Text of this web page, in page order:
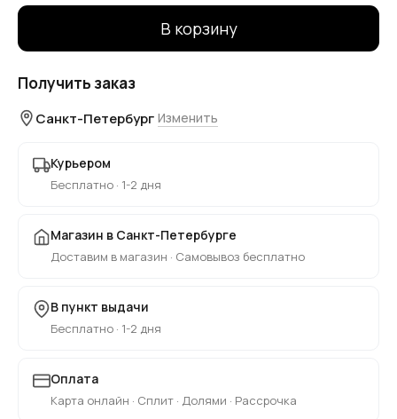
В корзину
Получить заказ
Санкт-Петербург Изменить
Курьером
Бесплатно · 1-2 дня
Магазин в Санкт-Петербурге
Доставим в магазин · Самовывоз бесплатно
В пункт выдачи
Бесплатно · 1-2 дня
Оплата
Карта онлайн · Сплит · Долями · Рассрочка